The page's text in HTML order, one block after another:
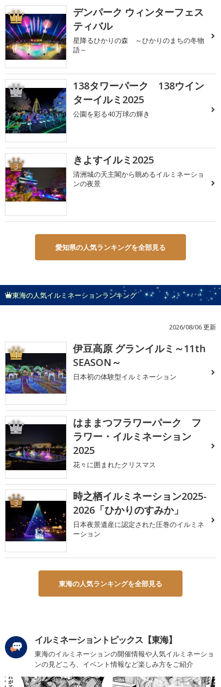
1
デンパーク ウィンターフェス
ティバル
星降るひかりの森 ～ひかりのまちの冬物
語～
2
138タワーパーク 138ウイン
ターイルミ2025
公園を彩る40万球の輝き
3 きよすイルミ2025
清洲城の天主閣から眺めるイルミネーショ
ンの夜景
愛知県の人気ランキングを全部見る
東海の人気イルミネーションランキング
2026/08/06 更新
1
伊豆高原 グランイルミ～11th
SEASON～
日本初の体験型イルミネーション
2
はままつフラワーパーク フ
ラワー・イルミネーション
2025
花々に囲まれたクリスマス
3
時之栖イルミネーション2025-
2026「ひかりのすみか」
日本夜景遺産に認定された圧巻のイルミネ
ーション
東海の人気ランキングを全部見る
イルミネーショントピックス【東海】
東海のイルミネーションの開催情報や人気イルミネーショ
ンの見どころ、イベント情報など楽しみ方をご紹介